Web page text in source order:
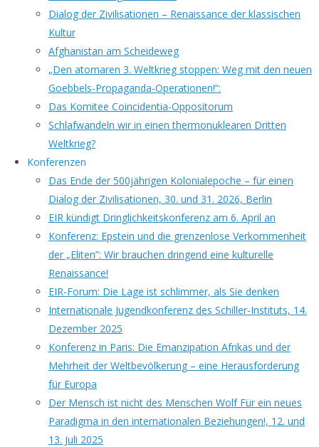
Dialog der Zivilisationen – Renaissance der klassischen
Kultur
Afghanistan am Scheideweg
„Den atomaren 3. Weltkrieg stoppen: Weg mit den neuen
Goebbels-Propaganda-Operationen!“:
Das Komitee Coincidentia-Oppositorum
Schlafwandeln wir in einen thermonuklearen Dritten
Weltkrieg?
Konferenzen
Das Ende der 500jährigen Kolonialepoche – für einen
Dialog der Zivilisationen, 30. und 31. 2026, Berlin
EIR kündigt Dringlichkeitskonferenz am 6. April an
Konferenz: Epstein und die grenzenlose Verkommenheit
der „Eliten”: Wir brauchen dringend eine kulturelle
Renaissance!
EIR-Forum: Die Lage ist schlimmer, als Sie denken
Internationale Jugendkonferenz des Schiller-Instituts, 14.
Dezember 2025
Konferenz in Paris: Die Emanzipation Afrikas und der
Mehrheit der Weltbevölkerung – eine Herausforderung
für Europa
Der Mensch ist nicht des Menschen Wolf Für ein neues
Paradigma in den internationalen Beziehungen!, 12. und
13. Juli 2025